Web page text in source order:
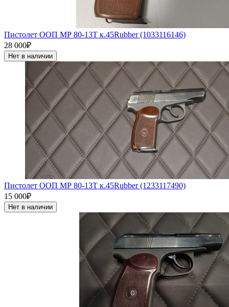
Пистолет ООП МР 80-13Т к.45Rubber (1033116146)
28 000₽
Нет в наличии
Пистолет ООП МР 80-13Т к.45Rubber (1233117490)
15 000₽
Нет в наличии